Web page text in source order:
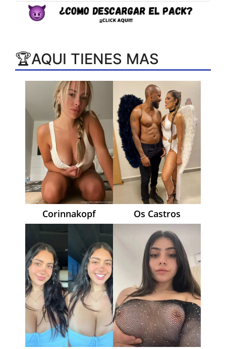
🏆AQUI TIENES MAS
Corinnakopf Os Castros